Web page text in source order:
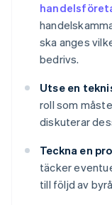
ska anges
bedrivs.
Utse en
roll som
diskuterar
Teckna en
täcker
till följd av